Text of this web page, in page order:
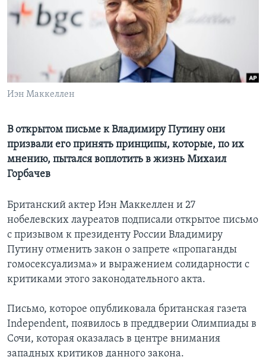
Learning English
Иэн Маккеллен
В открытом письме к Владимиру Путину они
призвали его принять принципы, которые, по их
мнению, пытался воплотить в жизнь Михаил
Горбачев
Британский актер Иэн Маккеллен и 27
нобелевских лауреатов подписали открытое письмо
с призывом к президенту России Владимиру
Путину отменить закон о запрете «пропаганды
гомосексуализма» и выражением солидарности с
критиками этого законодательного акта.
Письмо, которое опубликовала британская газета
Independent, появилось в преддверии Олимпиады в
Сочи, которая оказалась в центре внимания
западных критиков данного закона.